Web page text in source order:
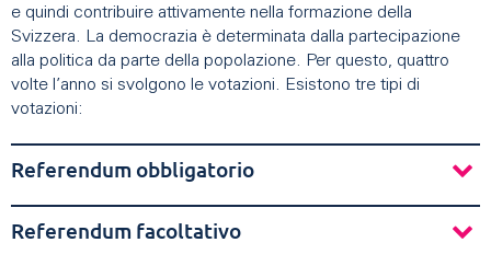
e quindi contribuire attivamente nella formazione della
Svizzera. La democrazia è determinata dalla partecipazione
alla politica da parte della popolazione. Per questo, quattro
volte l’anno si svolgono le votazioni. Esistono tre tipi di
votazioni:
Referendum obbligatorio
Referendum facoltativo